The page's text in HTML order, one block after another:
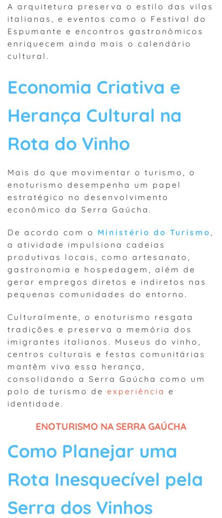
A arquitetura preserva o estilo das vilas
italianas, e eventos como o Festival do
Espumante e encontros gastronômicos
enriquecem ainda mais o calendário
cultural.
Economia Criativa e
Herança Cultural na
Rota do Vinho
Mais do que movimentar o turismo, o
enoturismo desempenha um papel
estratégico no desenvolvimento
econômico da Serra Gaúcha.
De acordo com o Ministério do Turismo,
a atividade impulsiona cadeias
produtivas locais, como artesanato,
gastronomia e hospedagem, além de
gerar empregos diretos e indiretos nas
pequenas comunidades do entorno.
Culturalmente, o enoturismo resgata
tradições e preserva a memória dos
imigrantes italianos. Museus do vinho,
centros culturais e festas comunitárias
mantêm viva essa herança,
consolidando a Serra Gaúcha como um
polo de turismo de experiência e
identidade.
ENOTURISMO NA SERRA GAÚCHA
Como Planejar uma
Rota Inesquecível pela
Serra dos Vinhos